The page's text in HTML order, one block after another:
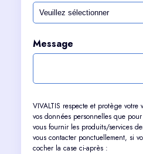
Message
VIVALTIS respecte et protège
vos données personnelles que
vous fournir les produits/services
vous contacter ponctuellement, si
cocher la case ci-après :